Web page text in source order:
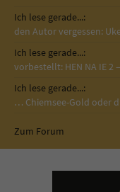
Ich lese gerade...:
den Autor vergessen:
Ich lese gerade...:
vorbestellt: HEN NA IE 2
Ich lese gerade...:
… Chiemsee-Gold oder
Zum Forum